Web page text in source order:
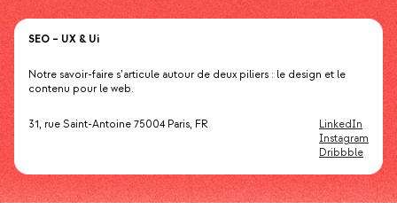
SEO – UX & Ui
Notre savoir-faire s’articule autour de deux piliers : le design et le
contenu pour le web.
31, rue Saint-Antoine 75004 Paris, FR
LinkedIn
Instagram
Dribbble